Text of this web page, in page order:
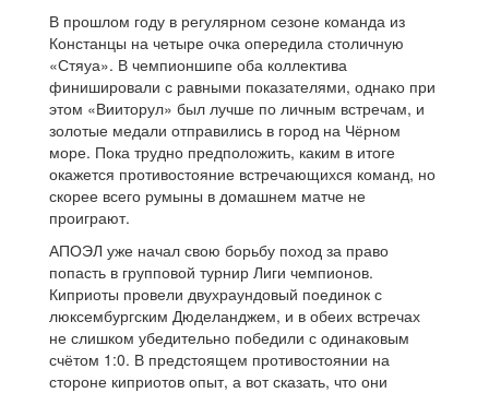
В прошлом году в регулярном сезоне команда из
Констанцы на четыре очка опередила столичную
«Стяуа». В чемпионшипе оба коллектива
финишировали с равными показателями, однако при
этом «Вииторул» был лучше по личным встречам, и
золотые медали отправились в город на Чёрном
море. Пока трудно предположить, каким в итоге
окажется противостояние встречающихся команд, но
скорее всего румыны в домашнем матче не
проиграют.
АПОЭЛ уже начал свою борьбу поход за право
попасть в групповой турнир Лиги чемпионов.
Киприоты провели двухраундовый поединок с
люксембургским Дюделанджем, и в обеих встречах
не слишком убедительно победили с одинаковым
счётом 1:0. В предстоящем противостоянии на
стороне киприотов опыт, а вот сказать, что они